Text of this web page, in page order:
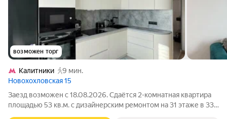
возможен торг
Калитники
9 мин.
Новохохловская 15
Заезд возможен с 18.08.2026. Сдаётся 2-комнатная квартира
площадью 53 кв.м. с дизайнерским ремонтом на 31 этаже в 33-